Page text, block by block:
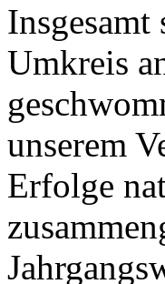
Umkreis
unserem
Erfolge